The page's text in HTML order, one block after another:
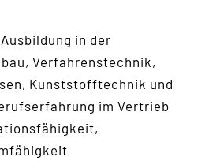
in der
Verfahrenstechnik,
Kunststofftechnik und
im Vertrieb